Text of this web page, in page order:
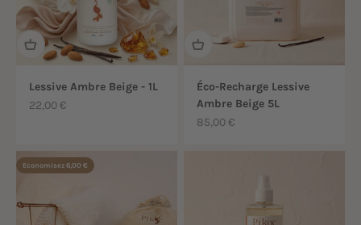
Lessive Ambre Beige - 1L
Prix de vente
22,00 €
Éco-Recharge Lessive
Ambre Beige 5L
Prix de vente
85,00 €
Economisez 6,00 €